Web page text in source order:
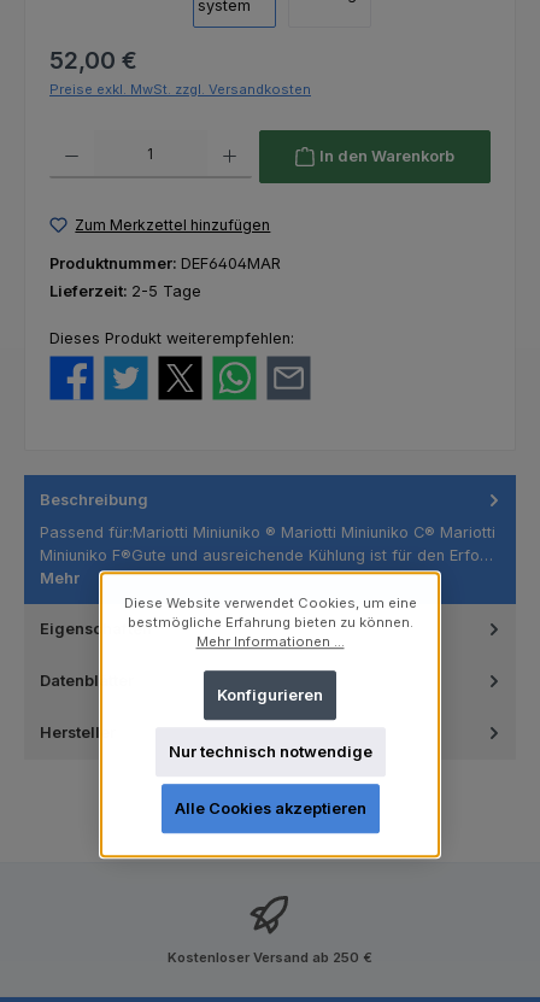
Regulärer Preis:
52,00 €
Preise exkl. MwSt. zzgl. Versandkosten
In den Warenkorb
Zum Merkzettel hinzufügen
Produktnummer: DEF6404MAR
Lieferzeit: 2-5 Tage
Dieses Produkt weiterempfehlen:
Beschreibung
Passend für:Mariotti Miniuniko ® Mariotti Miniuniko C® Mariotti
Miniuniko F®Gute und ausreichende Kühlung ist für den Erfo…
Mehr
Eigenschaften
Datenblätter
Hersteller
Kostenloser Versand ab 250 €
Diese Website verwendet Cookies, um eine
bestmögliche Erfahrung bieten zu können.
Mehr Informationen ...
Nur technisch notwendige
Konfigurieren
Alle Cookies akzeptieren